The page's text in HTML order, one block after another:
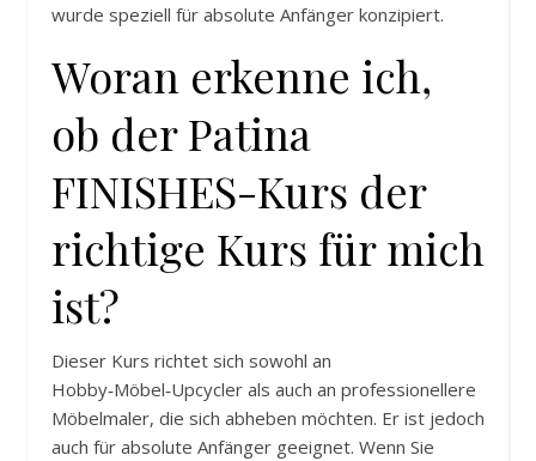
wurde speziell für absolute Anfänger konzipiert.
Woran erkenne ich,
ob der Patina
FINISHES-Kurs der
richtige Kurs für mich
ist?
Dieser Kurs richtet sich sowohl an
Hobby‑Möbel‑Upcycler als auch an professionellere
Möbelmaler, die sich abheben möchten. Er ist jedoch
auch für absolute Anfänger geeignet. Wenn Sie